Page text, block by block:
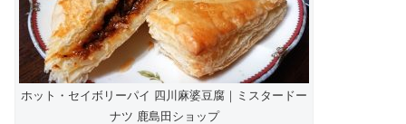
ホット・セイボリーパイ 四川麻婆豆腐｜ミスタードー
ナツ 鹿島田ショップ